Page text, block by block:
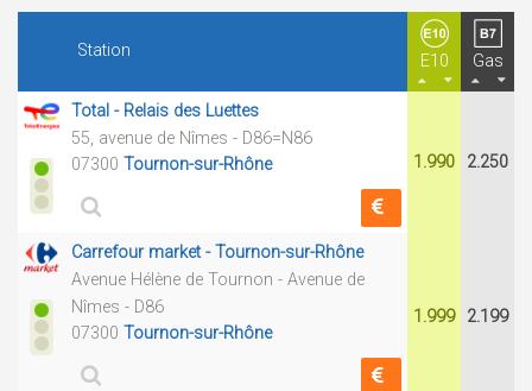
Station
E10 Gas
Total - Relais des Luettes
55, avenue de Nîmes - D86=N86
07300 Tournon-sur-Rhône 1.990 2.250
Carrefour market - Tournon-sur-Rhône
Avenue Hélène de Tournon - Avenue de
Nîmes - D86
07300 Tournon-sur-Rhône
1.999 2.199